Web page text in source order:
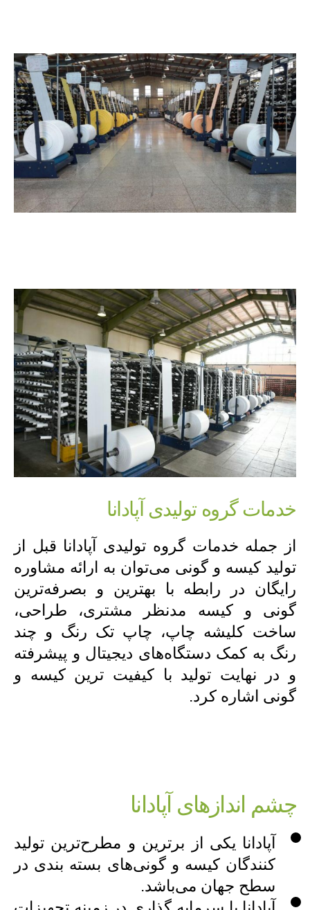
خدمات گروه تولیدی آپادانا
از جمله خدمات گروه تولیدی آپادانا قبل از
تولید کیسه و گونی می‌توان به ارائه مشاوره
رایگان در رابطه با بهترین و بصرفه‌ترین
گونی و کیسه مدنظر مشتری، طراحی،
ساخت کلیشه چاپ، چاپ تک رنگ و چند
رنگ به کمک دستگاه‌های دیجیتال و پیشرفته
و در نهایت تولید با کیفیت ترین کیسه و
گونی اشاره کرد.
چشم اندازهای آپادانا
آپادانا یکی از برترین و مطرح‌ترین تولید
کنندگان کیسه و گونی‌های بسته بندی در
سطح جهان می‌باشد.